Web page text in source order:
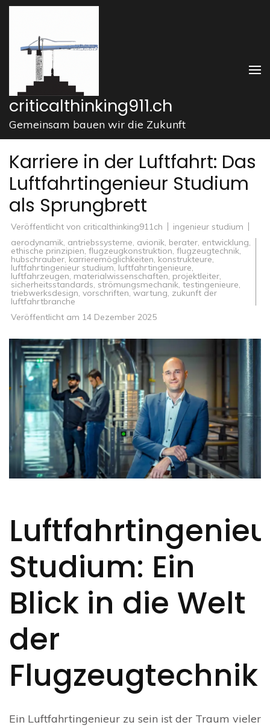
Zum
springen
drücken)
criticalthinking911.ch
Gemeinsam bauen wir die Zukunft
Karriere in der Luftfahrt: Das
Luftfahrtingenieur Studium
als Sprungbrett
Veröffentlicht von criticalthinking911ch
ingenieur studium
aerodynamik, antriebssysteme, avionik, berater, entwicklung,
ethische prinzipien, flugzeugkonstruktion, flugzeugtechnik,
hubschrauber,karrieremöglichkeiten, konstrukteure,
luftfahrtingenieur studium, luftfahrtingenieure,
luftfahrzeugen, materialwissenschaften, projektleiter,
sicherheitsstandards, strömungsmechanik, testingenieure,
triebwerksdesign, vorschriften,wartung, zukunft der
luftfahrtbranche
Veröffentlicht am 14 Dezember 2025
Studium: Ein
Blick in die Welt
der
Flugzeugtechnik
Ein Luftfahrtingenieur zu sein ist der Traum vieler